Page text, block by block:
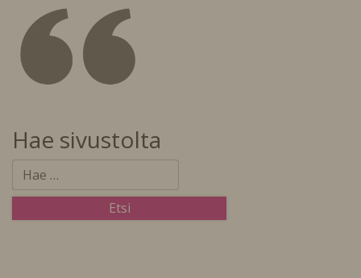
Hae sivustolta